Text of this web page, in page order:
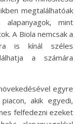
megtalálhatóak
mint
A Biola nemcsak a
is kínál széles
a számára
egyre
akik egyedi,
felfedezni ezeket